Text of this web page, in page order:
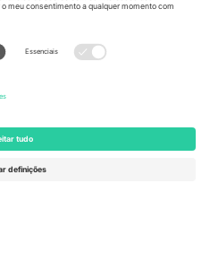
167 City Road, London, Greater
Kingdom
Engelberg, Switzerland